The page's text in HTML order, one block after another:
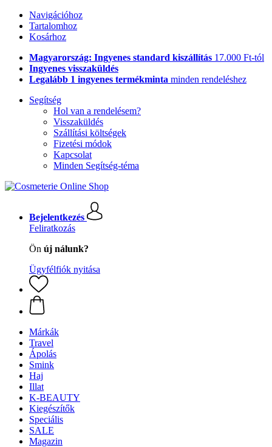
Navigációhoz
Tartalomhoz
Kosárhoz
Magyarország: Ingyenes standard kiszállítás 17.000 Ft-tól
Ingyenes visszaküldés
Legalább 1 ingyenes termékminta minden rendeléshez
Segítség
Hol van a rendelésem?
Visszaküldés
Szállítási költségek
Fizetési módok
Kapcsolat
Minden Segítség-téma
Bejelentkezés
Feliratkozás
Ön új nálunk?
Ügyfélfiók nyitása
Márkák
Travel
Ápolás
Smink
Haj
Illat
K-BEAUTY
Kiegészítők
Speciális
SALE
Magazin